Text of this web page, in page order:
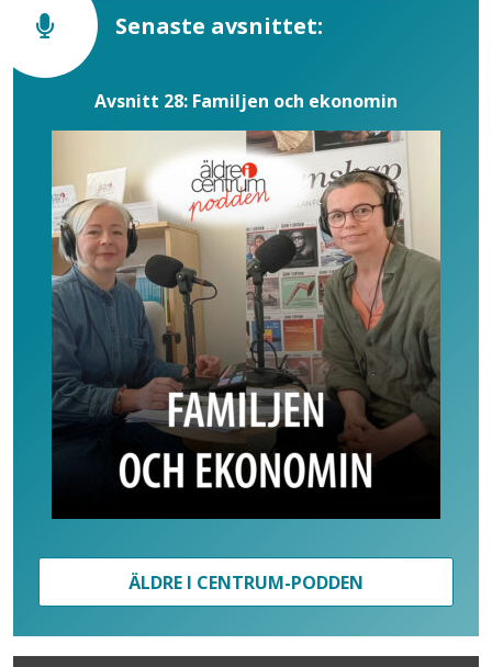
Senaste avsnittet:
Avsnitt 28: Familjen och ekonomin
ÄLDRE I CENTRUM-PODDEN